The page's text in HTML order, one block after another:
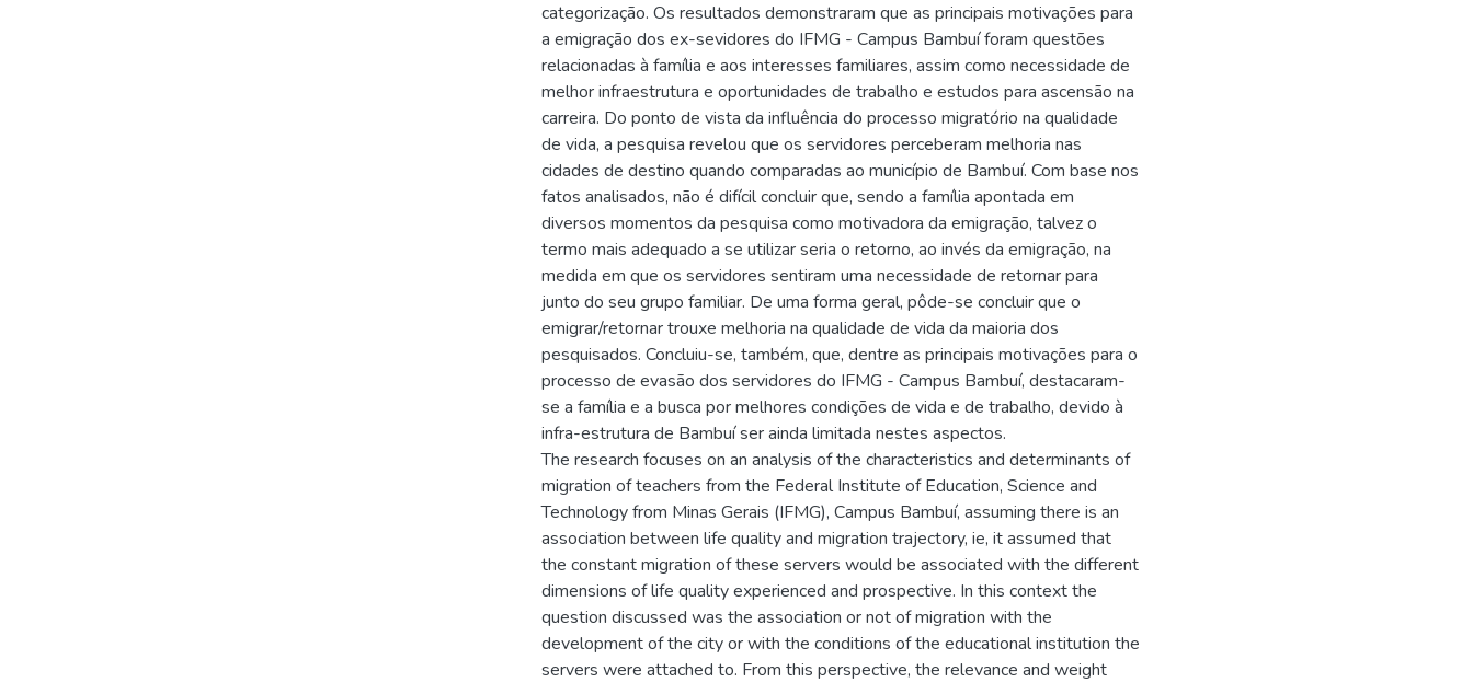
categorização. Os resultados demonstraram que as principais motivações para
a emigração dos ex-sevidores do IFMG - Campus Bambuí foram questões
relacionadas à família e aos interesses familiares, assim como necessidade de
melhor infraestrutura e oportunidades de trabalho e estudos para ascensão na
carreira. Do ponto de vista da influência do processo migratório na qualidade
de vida, a pesquisa revelou que os servidores perceberam melhoria nas
cidades de destino quando comparadas ao município de Bambuí. Com base nos
fatos analisados, não é difícil concluir que, sendo a família apontada em
diversos momentos da pesquisa como motivadora da emigração, talvez o
termo mais adequado a se utilizar seria o retorno, ao invés da emigração, na
medida em que os servidores sentiram uma necessidade de retornar para
junto do seu grupo familiar. De uma forma geral, pôde-se concluir que o
emigrar/retornar trouxe melhoria na qualidade de vida da maioria dos
pesquisados. Concluiu-se, também, que, dentre as principais motivações para o
processo de evasão dos servidores do IFMG - Campus Bambuí, destacaram-
se a família e a busca por melhores condições de vida e de trabalho, devido à
infra-estrutura de Bambuí ser ainda limitada nestes aspectos.
The research focuses on an analysis of the characteristics and determinants of
migration of teachers from the Federal Institute of Education, Science and
Technology from Minas Gerais (IFMG), Campus Bambuí, assuming there is an
association between life quality and migration trajectory, ie, it assumed that
the constant migration of these servers would be associated with the different
dimensions of life quality experienced and prospective. In this context the
question discussed was the association or not of migration with the
development of the city or with the conditions of the educational institution the
servers were attached to. From this perspective, the relevance and weight